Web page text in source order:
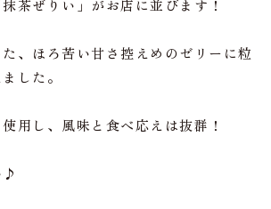
茶ぜりい」がお店に並びます！
、ほろ苦い甘さ控えめのゼリーに粒
した。
用し、風味と食べ応えは抜群！
♪